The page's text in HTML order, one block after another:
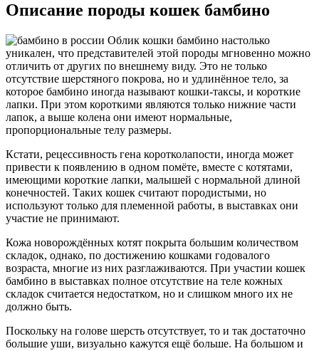
Описание породы кошек бамбино
Облик кошки бамбино настолько
уникален, что представителей этой породы мгновенно можно
отличить от других по внешнему виду. Это не только
отсутствие шерстяного покрова, но и удлинённое тело, за
которое бамбино иногда называют кошки-таксы, и короткие
лапки. При этом короткими являются только нижние части
лапок, а выше колена они имеют нормальные,
пропорциональные телу размеры.
Кстати, рецессивность гена коротколапости, иногда может
привести к появлению в одном помёте, вместе с котятами,
имеющими короткие лапки, малышей с нормальной длиной
конечностей. Таких кошек считают породистыми, но
используют только для племенной работы, в выставках они
участие не принимают.
Кожа новорождённых котят покрыта большим количеством
складок, однако, по достижению кошками годовалого
возраста, многие из них разглаживаются. При участии кошек
бамбино в выставках полное отсутствие на теле кожных
складок считается недостатком, но и слишком много их не
должно быть.
Поскольку на голове шерсть отсутствует, то и так достаточно
большие уши, визуально кажутся ещё больше. На большом и